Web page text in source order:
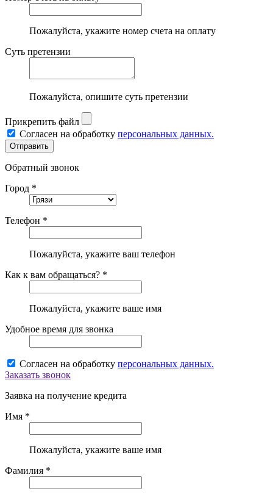
Пожалуйста, укажите номер счета на оплату
Суть претензии
Пожалуйста, опишите суть претензии
Прикрепить файл
Согласен на обработку персональных данных.
Обратный звонок
Город *
Телефон *
Пожалуйста, укажите ваш телефон
Как к вам обращаться? *
Пожалуйста, укажите ваше имя
Удобное время для звонка
Согласен на обработку персональных данных.
Заказать звонок
Заявка на получение кредита
Имя *
Пожалуйста, укажите ваше имя
Фамилия *